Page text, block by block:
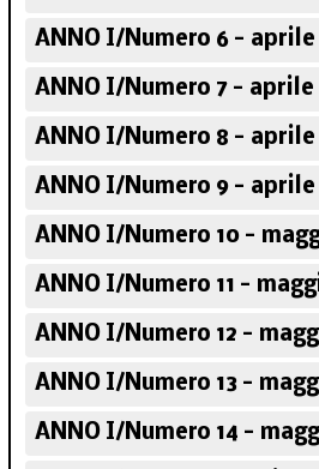
ANNO I/Numero 6 - aprile
ANNO I/Numero 7 - aprile
ANNO I/Numero 8 - aprile
ANNO I/Numero 9 - aprile
ANNO I/Numero 10 -
ANNO I/Numero 11 -
ANNO I/Numero 12 -
ANNO I/Numero 13 -
ANNO I/Numero 14 -